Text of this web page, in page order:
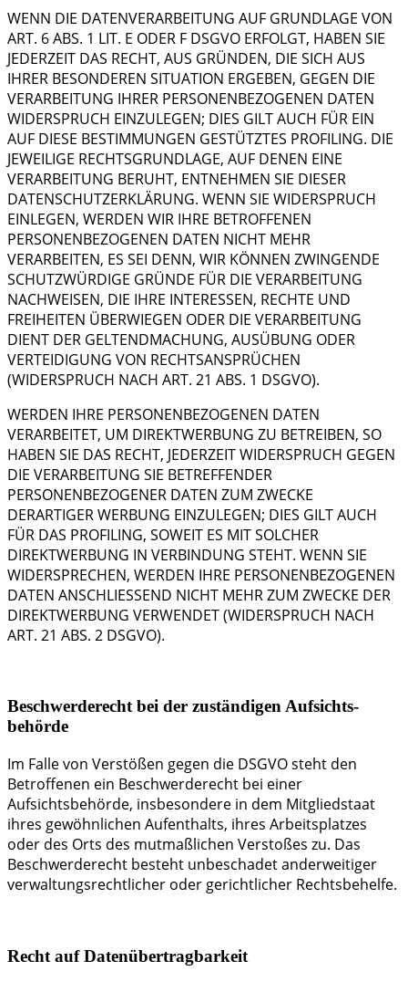
WENN DIE DATENVERARBEITUNG AUF GRUNDLAGE VON
ART. 6 ABS. 1 LIT. E ODER F DSGVO ERFOLGT, HABEN SIE
JEDERZEIT DAS RECHT, AUS GRÜNDEN, DIE SICH AUS
IHRER BESONDEREN SITUATION ERGEBEN, GEGEN DIE
VERARBEITUNG IHRER PERSONENBEZOGENEN DATEN
WIDERSPRUCH EINZULEGEN; DIES GILT AUCH FÜR EIN
AUF DIESE BESTIMMUNGEN GESTÜTZTES PROFILING. DIE
JEWEILIGE RECHTSGRUNDLAGE, AUF DENEN EINE
VERARBEITUNG BERUHT, ENTNEHMEN SIE DIESER
DATENSCHUTZERKLÄRUNG. WENN SIE WIDERSPRUCH
EINLEGEN, WERDEN WIR IHRE BETROFFENEN
PERSONENBEZOGENEN DATEN NICHT MEHR
VERARBEITEN, ES SEI DENN, WIR KÖNNEN ZWINGENDE
SCHUTZWÜRDIGE GRÜNDE FÜR DIE VERARBEITUNG
NACHWEISEN, DIE IHRE INTERESSEN, RECHTE UND
FREIHEITEN ÜBERWIEGEN ODER DIE VERARBEITUNG
DIENT DER GELTENDMACHUNG, AUSÜBUNG ODER
VERTEIDIGUNG VON RECHTSANSPRÜCHEN
(WIDERSPRUCH NACH ART. 21 ABS. 1 DSGVO).
WERDEN IHRE PERSONENBEZOGENEN DATEN
VERARBEITET, UM DIREKTWERBUNG ZU BETREIBEN, SO
HABEN SIE DAS RECHT, JEDERZEIT WIDERSPRUCH GEGEN
DIE VERARBEITUNG SIE BETREFFENDER
PERSONENBEZOGENER DATEN ZUM ZWECKE
DERARTIGER WERBUNG EINZULEGEN; DIES GILT AUCH
FÜR DAS PROFILING, SOWEIT ES MIT SOLCHER
DIREKTWERBUNG IN VERBINDUNG STEHT. WENN SIE
WIDERSPRECHEN, WERDEN IHRE PERSONENBEZOGENEN
DATEN ANSCHLIESSEND NICHT MEHR ZUM ZWECKE DER
DIREKTWERBUNG VERWENDET (WIDERSPRUCH NACH
ART. 21 ABS. 2 DSGVO).
Beschwerde­recht bei der zuständigen Aufsichts­
behörde
Im Falle von Verstößen gegen die DSGVO steht den
Betroffenen ein Beschwerderecht bei einer
Aufsichtsbehörde, insbesondere in dem Mitgliedstaat
ihres gewöhnlichen Aufenthalts, ihres Arbeitsplatzes
oder des Orts des mutmaßlichen Verstoßes zu. Das
Beschwerderecht besteht unbeschadet anderweitiger
verwaltungsrechtlicher oder gerichtlicher Rechtsbehelfe.
Recht auf Daten­übertrag­barkeit